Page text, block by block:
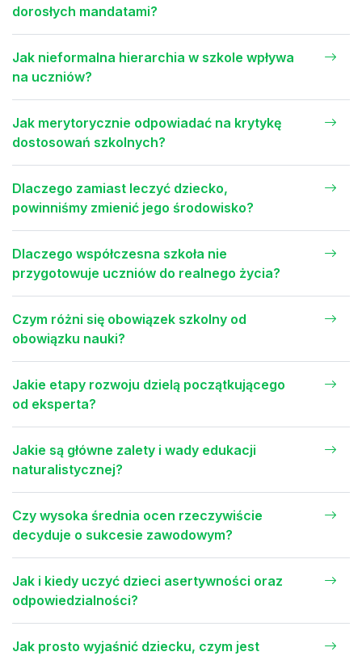
dorosłych mandatami?
Jak nieformalna hierarchia w szkole wpływa
na uczniów?
Jak merytorycznie odpowiadać na krytykę
dostosowań szkolnych?
Dlaczego zamiast leczyć dziecko,
powinniśmy zmienić jego środowisko?
Dlaczego współczesna szkoła nie
przygotowuje uczniów do realnego życia?
Czym różni się obowiązek szkolny od
obowiązku nauki?
Jakie etapy rozwoju dzielą początkującego
od eksperta?
Jakie są główne zalety i wady edukacji
naturalistycznej?
Czy wysoka średnia ocen rzeczywiście
decyduje o sukcesie zawodowym?
Jak i kiedy uczyć dzieci asertywności oraz
odpowiedzialności?
Jak prosto wyjaśnić dziecku, czym jest